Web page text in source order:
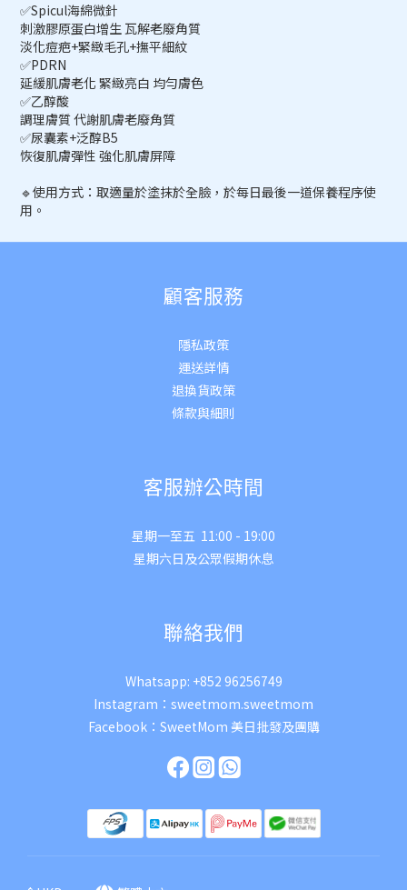
✅Spicul海綿微針
刺激膠原蛋白增生 瓦解老廢角質
淡化痘疤+緊緻毛孔+撫平細紋
✅PDRN
延緩肌膚老化 緊緻亮白 均勻膚色
✅乙醇酸
調理膚質 代謝肌膚老廢角質
✅尿囊素+泛醇B5
恢復肌膚彈性 強化肌膚屏障
🔹使用方式：取適量於塗抹於全臉，於每日最後一道保養程序使
用。
顧客服務
隱私政策
運送詳情
退換貨政策
條款與細則
客服辦公時間
星期一至五 11:00 - 19:00
星期六日及公眾假期休息
聯絡我們
Whatsapp: +852 96256749
Instagram： sweetmom.sweetmom
Facebook： SweetMom 美日批發及團購